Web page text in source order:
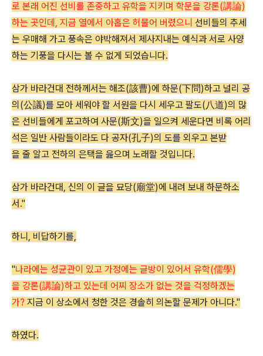
로 본래 어진 선비를 존중하고 유학을 지키며 학문을 강론(講論)
하는 곳인데, 지금 열에서 아홉은 허물어 버렸으니 선비들의 추세
는 우매해 가고 풍속은 야박해져서 제사지내는 예식과 서로 사양
하는 기풍을 다시는 볼 수 없게 되었습니다.
삼가 바라건대 전하께서는 해조(該曹)에 하문(下問)하고 널리 공
의(公議)를 모아 세워야 할 서원을 다시 세우고 팔도(八道)의 많
은 선비들에게 포고하여 사문(斯文)을 일으켜 세운다면 비록 어리
석은 일반 사람들이라도 다 공자(孔子)의 도를 외우고 본받
을 줄 알고 전하의 은택을 읊으며 노래할 것입니다.
삼가 바라건대, 신의 이 글을 묘당(廟堂)에 내려 보내 하문하소
서."
하니, 비답하기를,
"나라에는 성균관이 있고 가정에는 글방이 있어서 유학(儒學)
을 강론(講論)하고 있는데 어찌 장소가 없는 것을 걱정하겠는
가? 지금 이 상소에서 청한 것은 경솔히 의논할 문제가 아니다."
하였다.